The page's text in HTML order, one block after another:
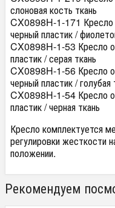
слоновая кость ткань
CX0898H-1-171
черный пластик /
CX0898H-1-53 Кресло
пластик / серая ткань
CX0898H-1-56 Кресло
черный пластик / голубая
CX0898H-1-54 Кресло
пластик / черная ткань
Кресло комплектуется
регулировки жесткости
положении.
Рекомендуем